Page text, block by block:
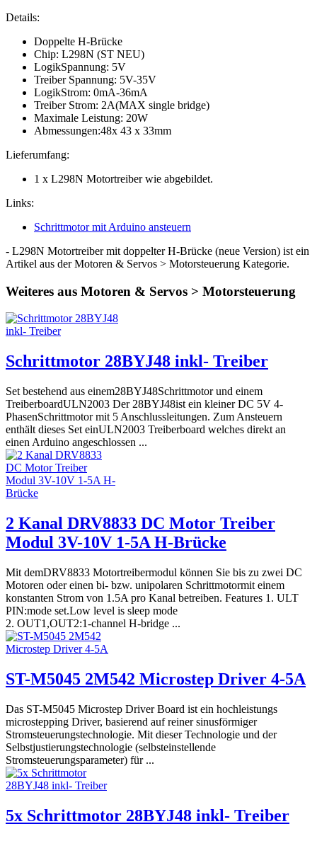
Details:
Doppelte H-Brücke
Chip: L298N (ST NEU)
LogikSpannung: 5V
Treiber Spannung: 5V-35V
LogikStrom: 0mA-36mA
Treiber Strom: 2A(MAX single bridge)
Maximale Leistung: 20W
Abmessungen:48x 43 x 33mm
Lieferumfang:
1 x L298N Motortreiber wie abgebildet.
Links:
Schrittmotor mit Arduino ansteuern
- L298N Motortreiber mit doppelter H-Brücke (neue Version) ist ein
Artikel aus der Motoren & Servos > Motorsteuerung Kategorie.
Weiteres aus Motoren & Servos > Motorsteuerung
Schrittmotor 28BYJ48 inkl- Treiber
Set bestehend aus einem28BYJ48Schrittmotor und einem
TreiberboardULN2003 Der 28BYJ48ist ein kleiner DC 5V 4-
PhasenSchrittmotor mit 5 Anschlussleitungen. Zum Ansteuern
enthält dieses Set einULN2003 Treiberboard welches direkt an
einen Arduino angeschlossen ...
2 Kanal DRV8833 DC Motor Treiber
Modul 3V-10V 1-5A H-Brücke
Mit demDRV8833 Motortreibermodul können Sie bis zu zwei DC
Motoren oder einen bi- bzw. unipolaren Schrittmotormit einem
konstanten Strom von 1.5A pro Kanal betreiben. Features 1. ULT
PIN:mode set.Low level is sleep mode
2. OUT1,OUT2:1-channel H-bridge ...
ST-M5045 2M542 Microstep Driver 4-5A
Das ST-M5045 Microstep Driver Board ist ein hochleistungs
microstepping Driver, basierend auf reiner sinusförmiger
Stromsteuerungstechnologie. Mit dieser Technologie und der
Selbstjustierungstechnologie (selbsteinstellende
Stromsteuerungsparameter) für ...
5x Schrittmotor 28BYJ48 inkl- Treiber